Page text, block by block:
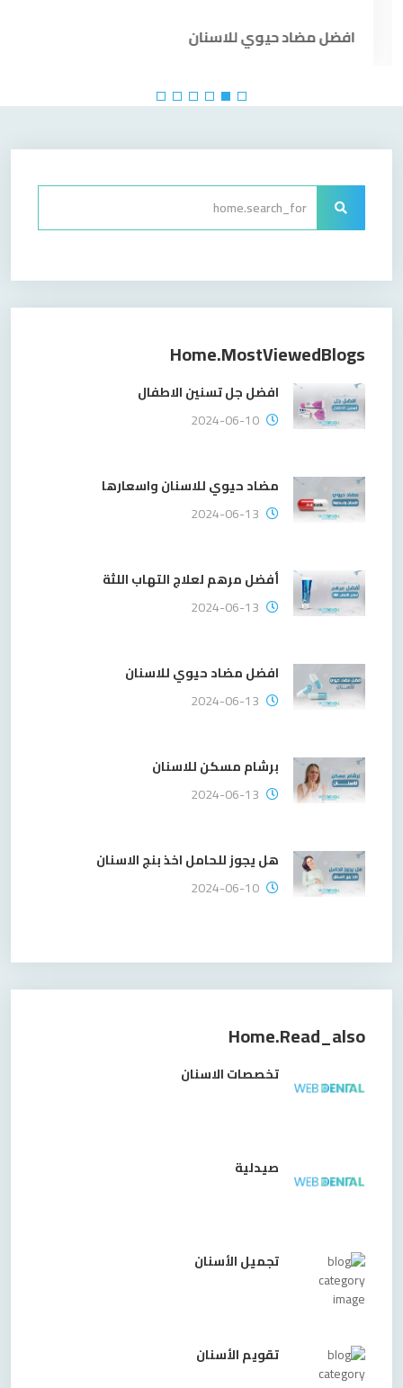
افضل مضاد حيوي للاسنان
Home.mostViewedBlogs
افضل جل تسنين الاطفال
2024-06-10
مضاد حيوي للاسنان واسعارها
2024-06-13
أفضل مرهم لعلاج التهاب اللثة
2024-06-13
افضل مضاد حيوي للاسنان
2024-06-13
برشام مسكن للاسنان
2024-06-13
هل يجوز للحامل اخذ بنج الاسنان
2024-06-10
Home.read_also
تخصصات الاسنان
صيدلية
تجميل الأسنان
تقويم الأسنان